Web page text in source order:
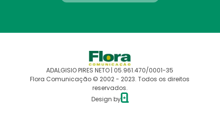
ADALGISIO PIRES NETO | 05.961.470/0001-35
Flora Comunicação © 2002 - 2023. Todos os direitos
reservados.
Design by